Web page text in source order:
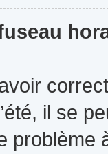
il se
problème